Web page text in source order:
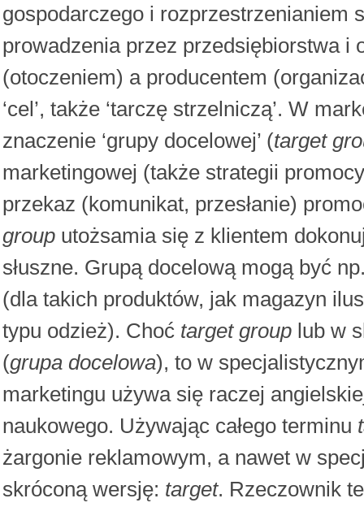
gospodarczego i rozprzestrzenianiem
prowadzenia przez przedsiębiorstwa i
(otoczeniem) a producentem
‘cel’, także ‘tarczę strzelniczą’. W
znaczenie ‘grupy docelowej’ (target
marketingowej (także strategii
przekaz (komunikat, przesłanie)
group utożsamia się z klientem
słuszne. Grupą docelową mogą być
(dla takich produktów, jak magazyn
typu odzież). Choć target group lub w
(grupa docelowa), to w
marketingu używa się raczej
naukowego. Używając całego terminu
żargonie reklamowym, a nawet w
skróconą wersję: target. Rzeczownik